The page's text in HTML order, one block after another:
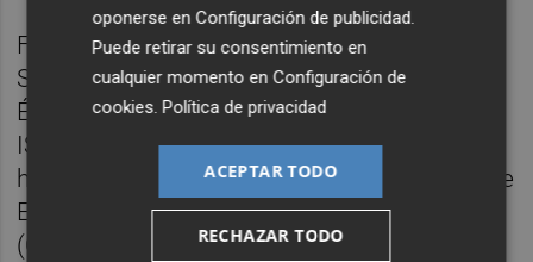
Fundada en 2003 y pionera en Inversión
Socialmente Responsable (ISR) en España,
Ética Patrimonios forma parte del foro de
ISR español Spainsif, de cuya junta directiva
ha formado parte, y es fundadora del Club de
Empresas Responsables y Sostenibles
(CE/R+S) de la Comunitat Valenciana,
oponerse enConfiguración de publicidad
Puede retirar su consentimiento en
cualquier momento enConfiguración de
cookies .Política de privacidad
ACEPTAR TODO
RECHAZAR TODO